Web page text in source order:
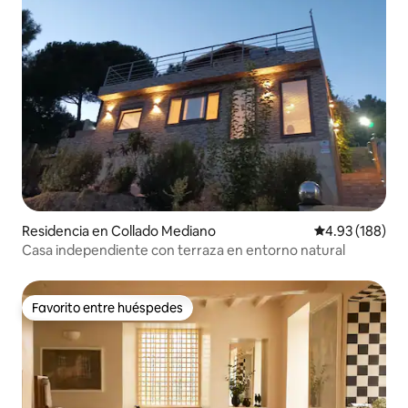
Residencia en Collado Mediano Calificación
4.93 (188)
Casa independiente con terraza en entorno natural
Favorito entre huéspedes
Favorito entre huéspedes